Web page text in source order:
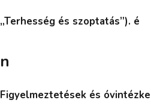
„Terhesség és szoptatás”). é
n
Figyelmeztetések és